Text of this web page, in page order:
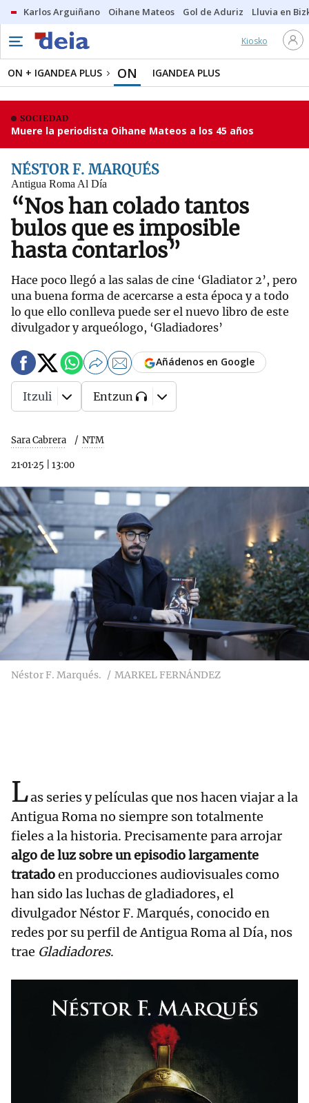
Karlos Arguiñano Oihane Mateos Gol de Aduriz Lluvia en
Kiosko
ON + IGANDEA PLUS ON IGANDEA PLUS
SOCIEDAD
Muere la periodista Oihane Mateos a los 45 años
NÉSTOR F. MARQUÉS
Antigua Roma Al Día
“Nos han colado tantos
bulos que es imposible
hasta contarlos”
Hace poco llegó a las salas de cine ‘Gladiator 2’, pero
una buena forma de acercarse a esta época y a todo
lo que ello conlleva puede ser el nuevo libro de este
divulgador y arqueólogo, ‘Gladiadores’
Sara Cabrera NTM
21·01·25 13:00
Añádenos en Google
Itzuli Entzun
Néstor F. Marqués. MARKEL FERNÁNDEZ
Las series y películas que nos hacen viajar a la
Antigua Roma no siempre son totalmente
fieles a la historia. Precisamente para arrojar
algo de luz sobre un episodio largamente
tratadoen producciones audiovisuales como
han sido las luchas de gladiadores, el
divulgador Néstor F. Marqués, conocido en
redes por su perfil de Antigua Roma al Día, nos
trae Gladiadores.